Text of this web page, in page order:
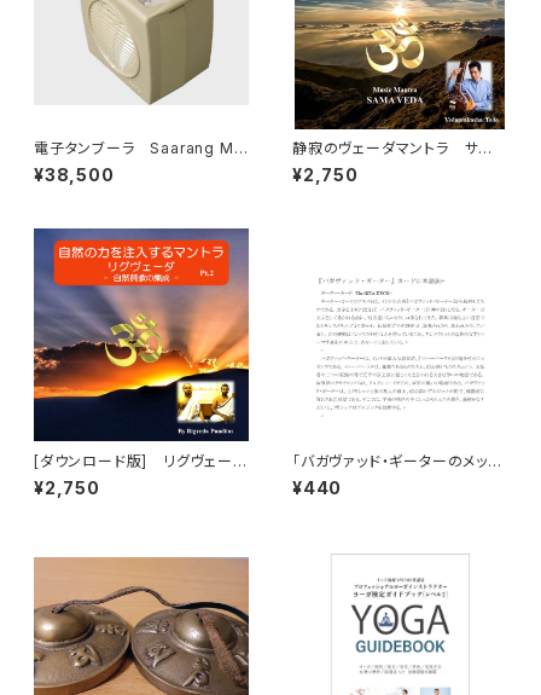
電子タンブーラ Saarang Mic
ro V6
¥38,500
静寂のヴェーダマントラ サー
マヴェーダ 三千年の時を超えた
インド音楽/声明の起源 Music
¥2,750
[ダウンロード版] リグヴェー
ダ・マントラ・チャンティング（詠
唱）パート2「大自然の力の注入」
¥2,750
「バガヴァッド・ギーターのメッセ
ージカード」の日本語訳ダウン
ロード版
¥440